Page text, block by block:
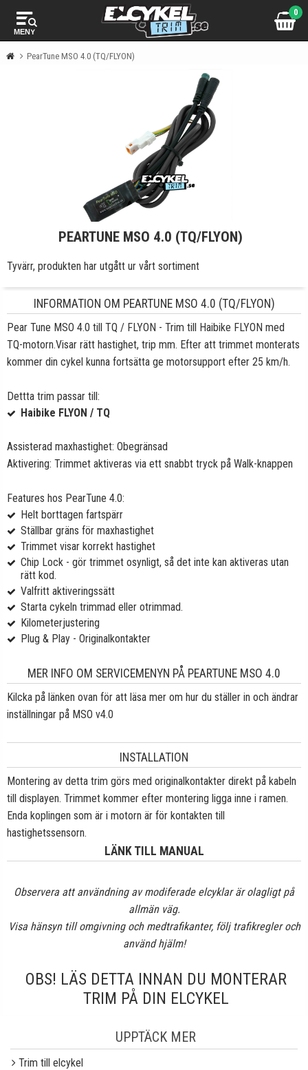
MENY
0
PearTune MSO 4.0 (TQ/FLYON)
PEARTUNE MSO 4.0 (TQ/FLYON)
Tyvärr, produkten har utgått ur vårt sortiment
INFORMATION OM PEARTUNE MSO 4.0 (TQ/FLYON)
Pear Tune MSO 4.0 till TQ / FLYON - Trim till Haibike FLYON med
TQ-motorn.Visar rätt hastighet, trip mm. Efter att trimmet monterats
kommer din cykel kunna fortsätta ge motorsupport efter 25 km/h.
Dettta trim passar till:
Haibike FLYON / TQ
Assisterad maxhastighet: Obegränsad
Aktivering: Trimmet aktiveras via ett snabbt tryck på Walk-knappen
Features hos PearTune 4.0:
Helt borttagen fartspärr
Ställbar gräns för maxhastighet
Trimmet visar korrekt hastighet
Chip Lock - gör trimmet osynligt, så det inte kan aktiveras utan
rätt kod.
Valfritt aktiveringssätt
Starta cykeln trimmad eller otrimmad.
Kilometerjustering
Plug & Play - Originalkontakter
MER INFO OM SERVICEMENYN PÅ PEARTUNE MSO 4.0
Kilcka på länken ovan för att läsa mer om hur du ställer in och ändrar
inställningar på MSO v4.0
INSTALLATION
Montering av detta trim görs med originalkontakter direkt på kabeln
till displayen. Trimmet kommer efter montering ligga inne i ramen.
Enda koplingen som är i motorn är för kontakten till
hastighetssensorn.
LÄNK TILL MANUAL
Observera att användning av modiferade elcyklar är olagligt på
allmän väg.
Visa hänsyn till omgivning och medtrafikanter, följ trafikregler och
använd hjälm!
OBS! LÄS DETTA INNAN DU MONTERAR
TRIM PÅ DIN ELCYKEL
UPPTÄCK MER
Trim till elcykel